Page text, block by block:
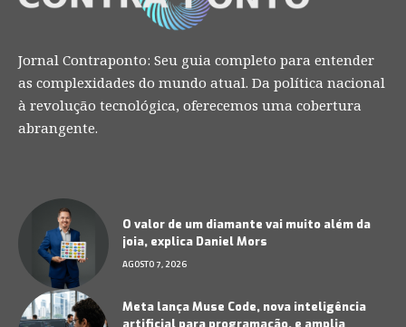
Jornal Contraponto: Seu guia completo para entender
as complexidades do mundo atual. Da política nacional
à revolução tecnológica, oferecemos uma cobertura
abrangente.
O valor de um diamante vai muito além da
joia, explica Daniel Mors
AGOSTO 7, 2026
Meta lança Muse Code, nova inteligência
artificial para programação, e amplia